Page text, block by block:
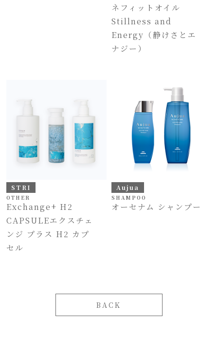
ネフィットオイル
Stillness and
Energy（静けさとエ
ナジー）
STRI
OTHER
Exchange+ H2
CAPSULEエクスチェ
ンジ プラス H2 カプ
セル
Aujua
SHAMPOO
オーセナム シャンプー
BACK